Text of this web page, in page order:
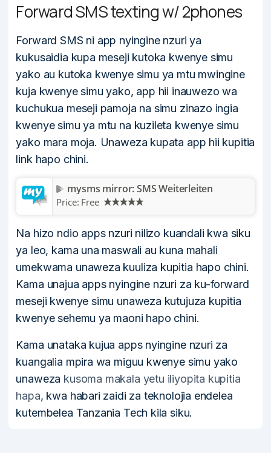
Forward SMS texting w/ 2phones
Forward SMS ni app nyingine nzuri ya
kukusaidia kupa meseji kutoka kwenye simu
yako au kutoka kwenye simu ya mtu mwingine
kuja kwenye simu yako, app hii inauwezo wa
kuchukua meseji pamoja na simu zinazo ingia
kwenye simu ya mtu na kuzileta kwenye simu
yako mara moja. Unaweza kupata app hii kupitia
link hapo chini.
mysms mirror: SMS Weiterleiten
Price: Free
Na hizo ndio apps nzuri nilizo kuandali kwa siku
ya leo, kama una maswali au kuna mahali
umekwama unaweza kuuliza kupitia hapo chini.
Kama unajua apps nyingine nzuri za ku-forward
meseji kwenye simu unaweza kutujuza kupitia
kwenye sehemu ya maoni hapo chini.
Kama unataka kujua apps nyingine nzuri za
kuangalia mpira wa miguu kwenye simu yako
unaweza kusoma makala yetu iliyopita kupitia
hapa, kwa habari zaidi za teknolojia endelea
kutembelea Tanzania Tech kila siku.